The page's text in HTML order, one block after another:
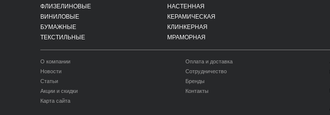
ФЛИЗЕЛИНОВЫЕ
ВИНИЛОВЫЕ
БУМАЖНЫЕ
ТЕКСТИЛЬНЫЕ
НАСТЕННАЯ
КЕРАМИЧЕСКАЯ
КЛИНКЕРНАЯ
МРАМОРНАЯ
О компании
Новости
Статьи
Акции и скидки
Карта сайта
Оплата и доставка
Сотрудничество
Бренды
Контакты